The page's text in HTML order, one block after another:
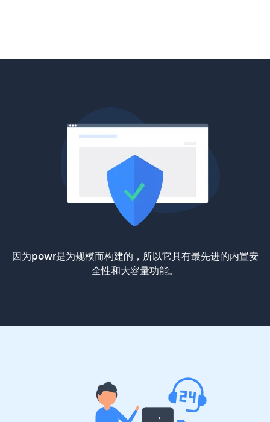
因为powr是为规模而构建的，所以它具有最先进的内置安
全性和大容量功能。